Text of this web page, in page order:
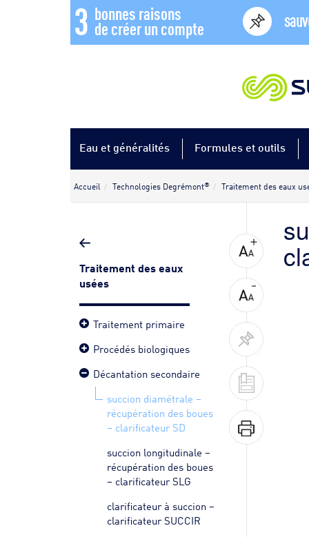
3 bonnes raisons
de créer un compte
Eau et généralités Formules et outils
Accueil Technologies Degrémont® Traitement des eaux
Traitement des eaux
usées
Traitement primaire
Procédés biologiques
Décantation secondaire
succion diamétrale –
récupération des boues
– clarificateur SD
succion longitudinale –
récupération des boues
– clarificateur SLG
clarificateur à succion –
clarificateur SUCCIR